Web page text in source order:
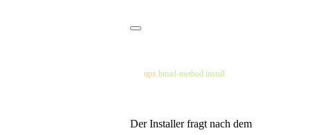
npx bmad-method
Der Installer fragt nach dem